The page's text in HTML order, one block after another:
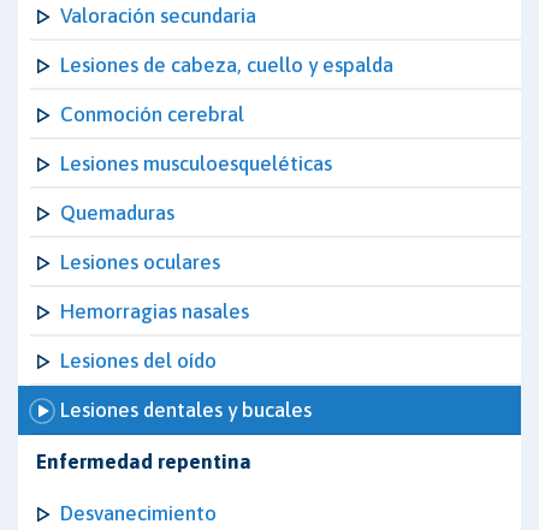
Valoración secundaria
Lesiones de cabeza, cuello y espalda
Conmoción cerebral
Lesiones musculoesqueléticas
Quemaduras
Lesiones oculares
Hemorragias nasales
Lesiones del oído
Lesiones dentales y bucales
Enfermedad repentina
Desvanecimiento